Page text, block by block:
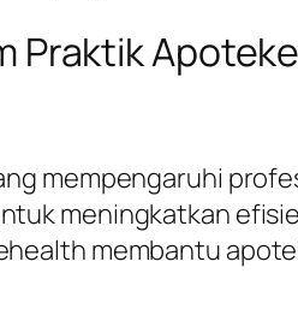
Praktik
mempengaruhi
meningkatkan
membantu